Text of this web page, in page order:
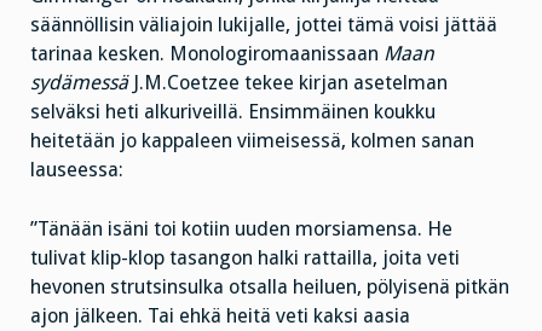
säännöllisin väliajoin lukijalle, jottei tämä voisi jättää
tarinaa kesken. Monologiromaanissaan Maan
sydämessäJ.M.Coetzee tekee kirjan asetelman
selväksi heti alkuriveillä. Ensimmäinen koukku
heitetään jo kappaleen viimeisessä, kolmen sanan
lauseessa:
”Tänään isäni toi kotiin uuden morsiamensa. He
tulivat klip-klop tasangon halki rattailla, joita veti
hevonen strutsinsulka otsalla heiluen, pölyisenä pitkän
ajon jälkeen. Tai ehkä heitä veti kaksi aasia